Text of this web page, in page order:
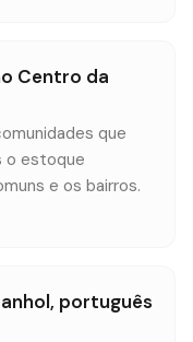
Centro da
que
o estoque
e os bairros.
português